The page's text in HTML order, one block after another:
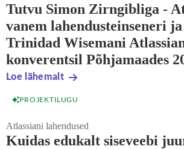
Tutvu Simon Zirngibliga -
vanem lahendusteinseneri
Trinidad Wisemani
konverentsil Põhjamaades
Loe lähemalt
PROJEKTILUGU
Atlassiani lahendused
Kuidas edukalt siseveebi